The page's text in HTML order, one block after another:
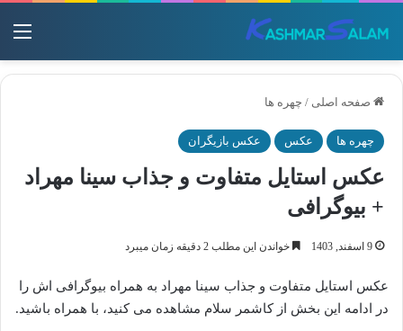
صفحه اصلی / چهره ها
چهره ها عکس عکس بازیگران
عکس استایل متفاوت و جذاب سینا مهراد
+ بیوگرافی
9 اسفند, 1403 خواندن این مطلب 2 دقیقه زمان میبرد
عکس استایل متفاوت و جذاب سینا مهراد به همراه بیوگرافی اش را
در ادامه این بخش از کاشمر سلام مشاهده می کنید، با همراه باشید.